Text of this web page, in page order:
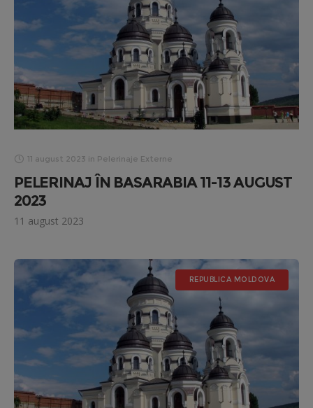
11 august 2023 in Pelerinaje Externe
PELERINAJ ÎN BASARABIA 11-13 AUGUST
2023
11 august 2023
REPUBLICA MOLDOVA